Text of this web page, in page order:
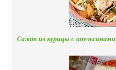
Салат из курицы с апельcинами